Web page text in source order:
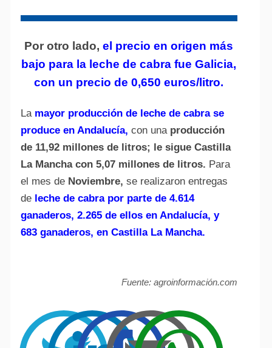
Por otro lado, el precio en origen más
bajo para la leche de cabra fue Galicia,
con un precio de 0,650 euros/litro.
La mayor producción de leche de cabra se
produce en Andalucía, con unaproducción
de 11,92 millones de litros; le sigue Castilla
La Mancha con 5,07 millones de litros. Para
el mes deNoviembre, se realizaron entregas
de leche de cabra por parte de 4.614
ganaderos, 2.265 de ellos en Andalucía, y
683 ganaderos, en Castilla La Mancha.
Fuente: agroinformación.com